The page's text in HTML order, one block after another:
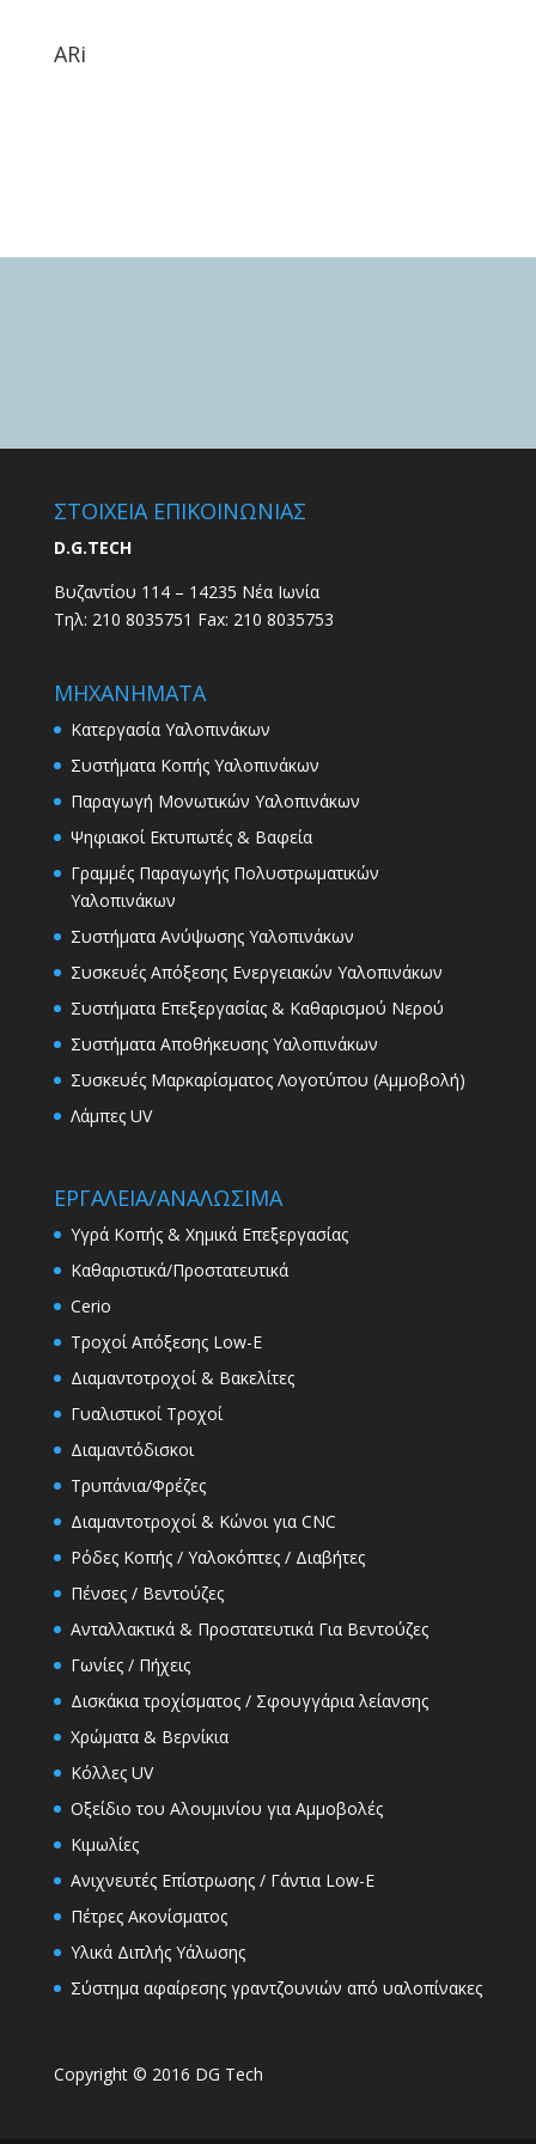
ARi
ΣΤΟΙΧΕΙΑ ΕΠΙΚΟΙΝΩΝΙΑΣ
D.G.TECH
Βυζαντίου 114 – 14235 Νέα Ιωνία
Τηλ: 210 8035751 Fax: 210 8035753
ΜΗΧΑΝΗΜΑΤΑ
Κατεργασία Υαλοπινάκων
Συστήματα Κοπής Υαλοπινάκων
Παραγωγή Μονωτικών Υαλοπινάκων
Ψηφιακοί Εκτυπωτές & Βαφεία
Γραμμές Παραγωγής Πολυστρωματικών
Υαλοπινάκων
Συστήματα Ανύψωσης Υαλοπινάκων
Συσκευές Απόξεσης Ενεργειακών Υαλοπινάκων
Συστήματα Επεξεργασίας & Καθαρισμού Νερού
Συστήματα Αποθήκευσης Υαλοπινάκων
Συσκευές Μαρκαρίσματος Λογοτύπου (Αμμοβολή)
Λάμπες UV
ΕΡΓΑΛΕΙΑ/ΑΝΑΛΩΣΙΜΑ
Υγρά Κοπής & Χημικά Επεξεργασίας
Καθαριστικά/Προστατευτικά
Cerio
Τροχοί Απόξεσης Low-E
Διαμαντοτροχοί & Βακελίτες
Γυαλιστικοί Τροχοί
Διαμαντόδισκοι
Τρυπάνια/Φρέζες
Διαμαντοτροχοί & Κώνοι για CNC
Ρόδες Κοπής / Υαλοκόπτες / Διαβήτες
Πένσες / Βεντούζες
Ανταλλακτικά & Προστατευτικά Για Βεντούζες
Γωνίες / Πήχεις
Δισκάκια τροχίσματος / Σφουγγάρια λείανσης
Χρώματα & Βερνίκια
Κόλλες UV
Οξείδιο του Αλουμινίου για Αμμοβολές
Κιμωλίες
Ανιχνευτές Επίστρωσης / Γάντια Low-E
Πέτρες Ακονίσματος
Υλικά Διπλής Υάλωσης
Σύστημα αφαίρεσης γραντζουνιών από υαλοπίνακες
Copyright © 2016 DG Tech